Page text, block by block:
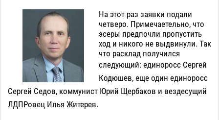
На этот раз заявки подали
четверо. Примечаетельно, что
эсеры предпочли пропустить
ход и никого не выдвинули. Так
что расклад получился
следующий: единоросс Сергей
Кодюшев, еще один единоросс
Сергей Седов, коммунист Юрий Щербаков и вездесущий
ЛДПРовец Илья Житерев.